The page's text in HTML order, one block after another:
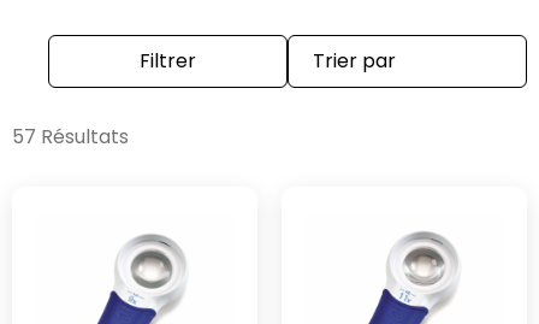
Filtrer
57 Résultats